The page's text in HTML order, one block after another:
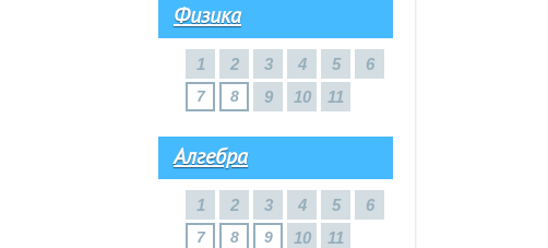
Физика
1 2 3 4 5 6
7 8 9 10 11
Алгебра
1 2 3 4 5 6
7 8 9 10 11